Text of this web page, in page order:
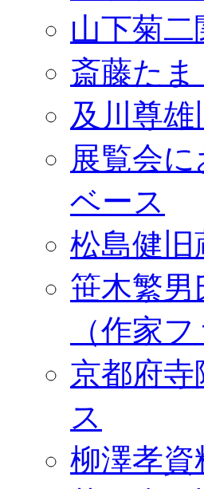
山下菊
斎藤た
及川尊
展覧会
ベース
松島健旧
笹木繁
（作家
京都府
ス
柳澤孝